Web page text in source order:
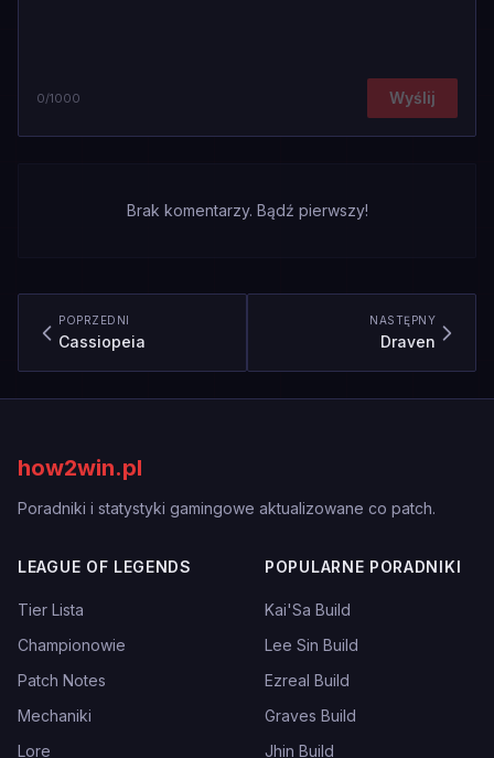
0/1000 Wyślij
Brak komentarzy. Bądź pierwszy!
POPRZEDNI
Cassiopeia
NASTĘPNY
Draven
how2win.pl
Poradniki i statystyki gamingowe aktualizowane co patch.
LEAGUE OF LEGENDS
Tier Lista
Championowie
Patch Notes
Mechaniki
Lore
POPULARNE PORADNIKI
Kai'Sa Build
Lee Sin Build
Ezreal Build
Graves Build
Jhin Build